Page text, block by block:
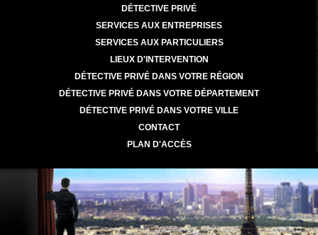
DÉTECTIVE PRIVÉ
SERVICES AUX ENTREPRISES
SERVICES AUX PARTICULIERS
LIEUX D'INTERVENTION
DÉTECTIVE PRIVÉ DANS VOTRE RÉGION
DÉTECTIVE PRIVÉ DANS VOTRE DÉPARTEMENT
DÉTECTIVE PRIVÉ DANS VOTRE VILLE
CONTACT
PLAN D'ACCÈS